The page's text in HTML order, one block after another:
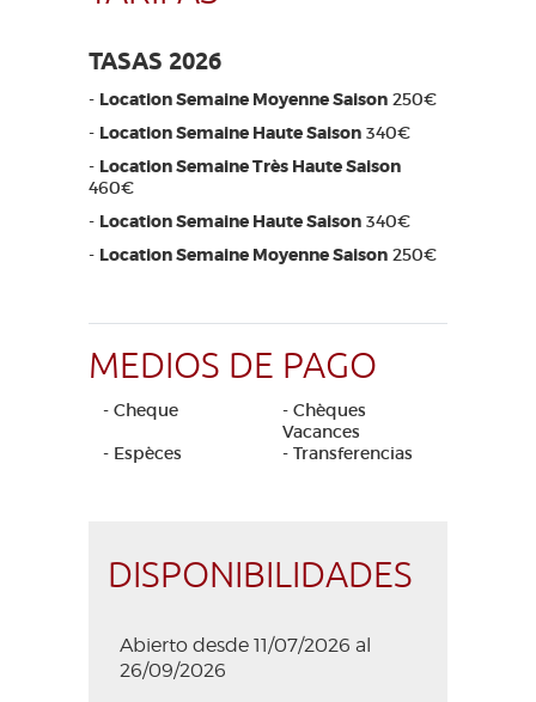
TASAS 2026
- Location Semaine Moyenne Saison 250€
- Location Semaine Haute Saison 340€
- Location Semaine Très Haute Saison
460€
- Location Semaine Haute Saison 340€
- Location Semaine Moyenne Saison 250€
MEDIOS DE PAGO
- Cheque
- Chèques
Vacances
- Espèces
- Transferencias
DISPONIBILIDADES
Abierto desde 11/07/2026 al
26/09/2026